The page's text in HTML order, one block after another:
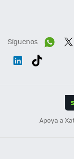
Síguenos
Apoya a